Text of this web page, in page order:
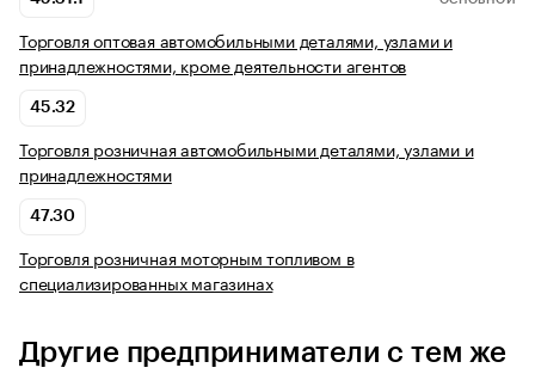
Торговля оптовая автомобильными деталями, узлами и
принадлежностями, кроме деятельности агентов
45.32
Торговля розничная автомобильными деталями, узлами и
принадлежностями
47.30
Торговля розничная моторным топливом в
специализированных магазинах
Другие предприниматели с тем же